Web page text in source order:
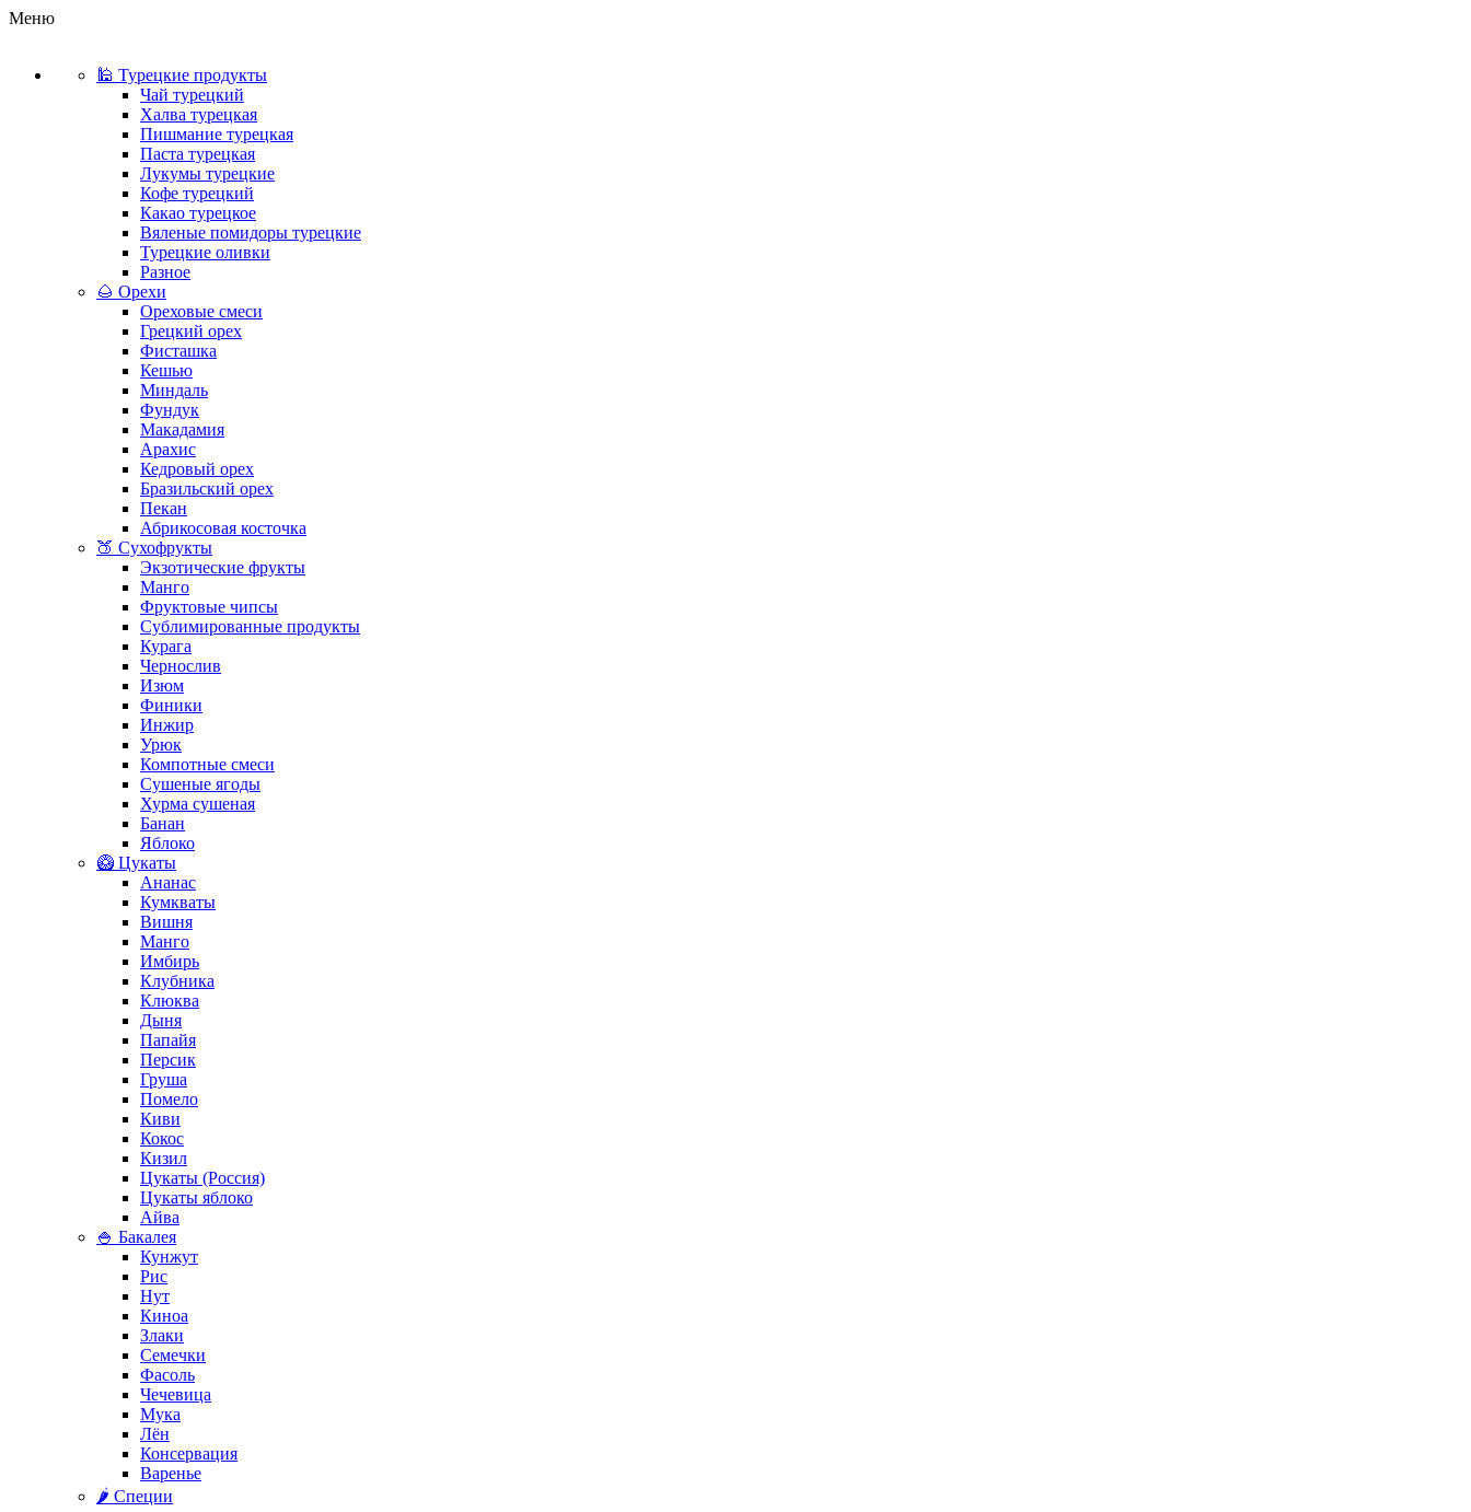
Меню
🕌 Турецкие продукты
Чай турецкий
Халва турецкая
Пишмание турецкая
Паста турецкая
Лукумы турецкие
Кофе турецкий
Какао турецкое
Вяленые помидоры турецкие
Турецкие оливки
Разное
🌰 Орехи
Ореховые смеси
Грецкий орех
Фисташка
Кешью
Миндаль
Фундук
Макадамия
Арахис
Кедровый орех
Бразильский орех
Пекан
Абрикосовая косточка
🍑 Сухофрукты
Экзотические фрукты
Манго
Фруктовые чипсы
Сублимированные продукты
Курага
Чернослив
Изюм
Финики
Инжир
Урюк
Компотные смеси
Сушеные ягоды
Хурма сушеная
Банан
Яблоко
🥝 Цукаты
Ананас
Кумкваты
Вишня
Манго
Имбирь
Клубника
Клюква
Дыня
Папайя
Персик
Груша
Помело
Киви
Кокос
Кизил
Цукаты (Россия)
Цукаты яблоко
Айва
🍚 Бакалея
Кунжут
Рис
Нут
Киноа
Злаки
Семечки
Фасоль
Чечевица
Мука
Лён
Консервация
Варенье
🌶️ Специи